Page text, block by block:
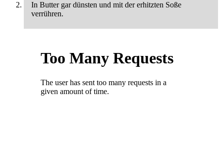
In Butter gar dünsten und mit der erhitzten Soße
verrühren.